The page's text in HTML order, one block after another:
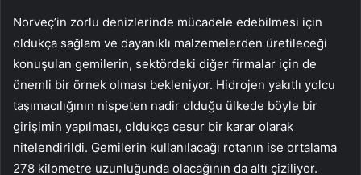
Norveç’in zorlu denizlerinde mücadele edebilmesi için
oldukça sağlam ve dayanıklı malzemelerden üretileceği
konuşulan gemilerin, sektördeki diğer firmalar için de
önemli bir örnek olması bekleniyor. Hidrojen yakıtlı yolcu
taşımacılığının nispeten nadir olduğu ülkede böyle bir
girişimin yapılması, oldukça cesur bir karar olarak
nitelendirildi. Gemilerin kullanılacağı rotanın ise ortalama
278 kilometre uzunluğunda olacağının da altı çiziliyor.